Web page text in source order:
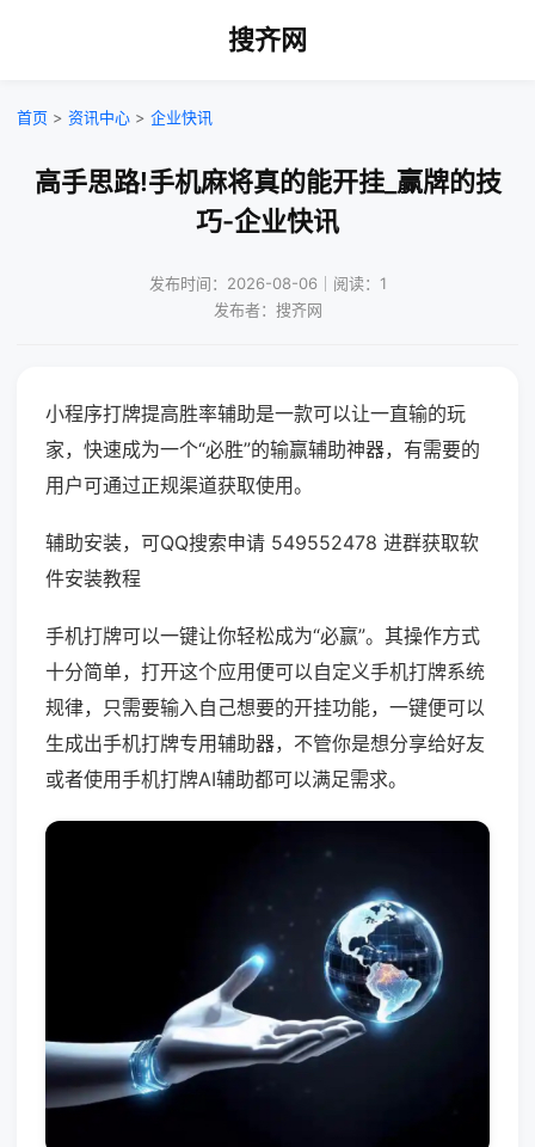
搜齐网
首页 > 资讯中心 > 企业快讯
高手思路!手机麻将真的能开挂_赢牌的技
巧-企业快讯
发布时间：2026-08-06｜阅读：1
发布者：搜齐网
小程序打牌提高胜率辅助是一款可以让一直输的玩
家，快速成为一个“必胜”的输赢辅助神器，有需要的
用户可通过正规渠道获取使用。
辅助安装，可QQ搜索申请 549552478 进群获取软
件安装教程
手机打牌可以一键让你轻松成为“必赢”。其操作方式
十分简单，打开这个应用便可以自定义手机打牌系统
规律，只需要输入自己想要的开挂功能，一键便可以
生成出手机打牌专用辅助器，不管你是想分享给好友
或者使用手机打牌AI辅助都可以满足需求。